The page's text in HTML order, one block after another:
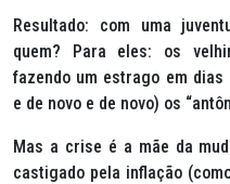
Resultado: com uma
quem? Para eles: os
fazendo um estrago em
e de novo e de novo) os
Mas a crise é a mãe da
castigado pela inflação